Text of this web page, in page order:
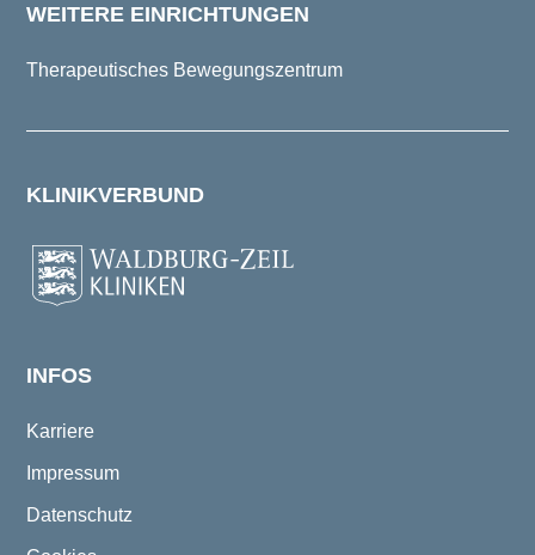
WEITERE EINRICHTUNGEN
Therapeutisches Bewegungszentrum
KLINIKVERBUND
INFOS
Karriere
Impressum
Datenschutz